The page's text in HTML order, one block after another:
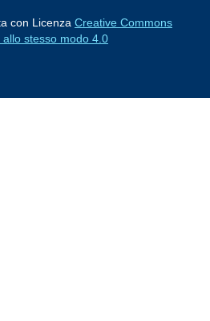
con Licenza Creative Commons
stesso modo 4.0